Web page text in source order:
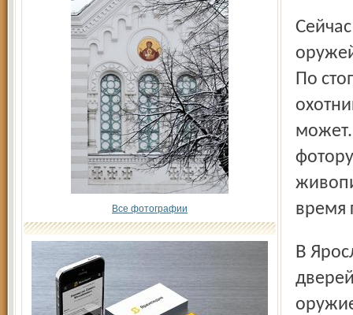
Все фотографии
Сейчас в ней около полусот-ни мастеров всех поколений –
По
может.
время
В Ярославле гость решил устроить нечто вроде «открытых